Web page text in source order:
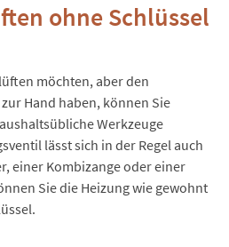
ohne Schlüssel
möchten, aber den
Hand haben, können Sie
Werkzeuge
lässt sich in der Regel auch
einer Kombizange oder einer
Sie die Heizung wie gewohnt